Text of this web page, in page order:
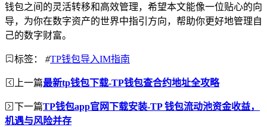
钱包之间的灵活转移和高效管理，希望本文能像一位贴心的向
导，为你在数字资产的世界中指引方向，帮助你更好地管理自
己的数字财富。
标签： #TP钱包导入IM指南
上一篇最新tp钱包下载-TP钱包查合约地址全攻略
下一篇TP钱包app官网下载安装-TP 钱包流动池资金收益，
机遇与风险并存